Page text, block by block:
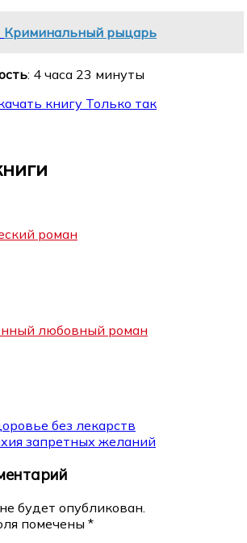
Криминальный рыцарь
: 4 часа 23 минуты
роман
любовный роман
без лекарств
запретных желаний
будет опубликован.
помечены *